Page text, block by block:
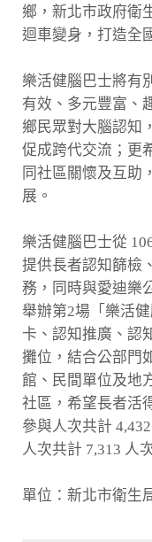
鄉，新北市政府衛
迴車變身，打造全
樂活健腦巴士將有
有效、多元豐富、
鄉民眾對大腦認知
促成跨代交流；更
同社區關懷及互助
展。
樂活健腦巴士從
提供長者認知篩檢
務，同時與愛迪樂
舉辦第2場「樂活
卡、認知推廣、認
攤位，結合公部門
館、民間單位及地
社區，希望長者活
參與人次共計
人次共計 7,313 人
單位：新北市衛生